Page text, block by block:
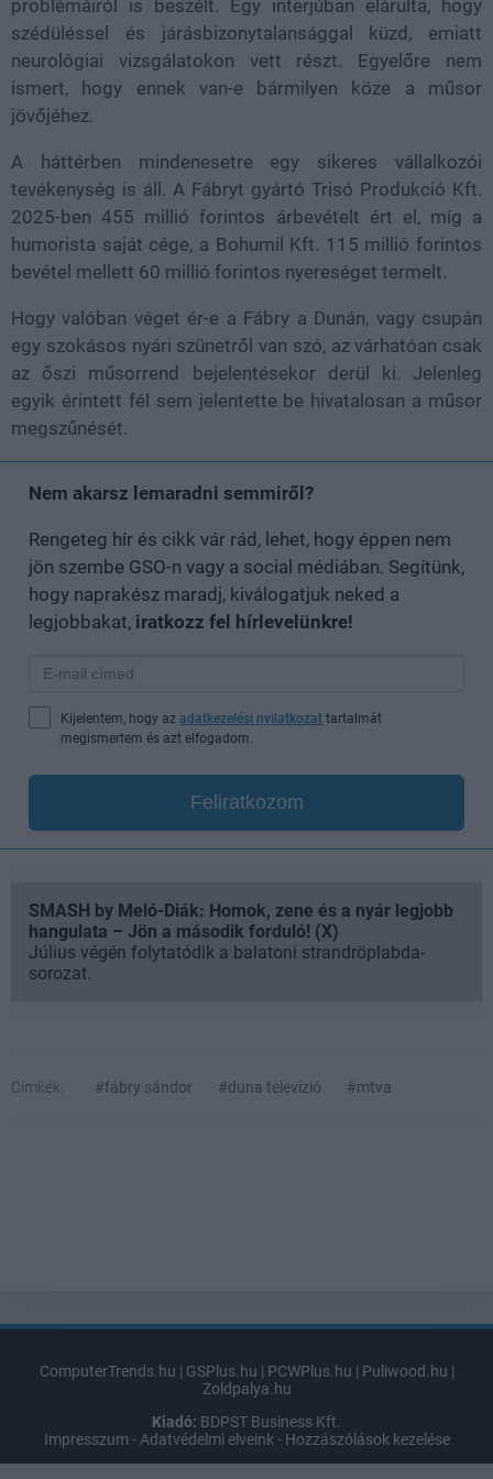
problémáiról is beszélt. Egy interjúban elárulta, hogy
szédüléssel és járásbizonytalansággal küzd, emiatt
neurológiai vizsgálatokon vett részt. Egyelőre nem
ismert, hogy ennek van-e bármilyen köze a műsor
jövőjéhez.
A háttérben mindenesetre egy sikeres vállalkozói
tevékenység is áll. A Fábryt gyártó Trisó Produkció Kft.
2025-ben 455 millió forintos árbevételt ért el, míg a
humorista saját cége, a Bohumil Kft. 115 millió forintos
bevétel mellett 60 millió forintos nyereséget termelt.
Hogy valóban véget ér-e a Fábry a Dunán, vagy csupán
egy szokásos nyári szünetről van szó, az várhatóan csak
az őszi műsorrend bejelentésekor derül ki. Jelenleg
egyik érintett fél sem jelentette be hivatalosan a műsor
megszűnését.
Nem akarsz lemaradni semmiről?
Rengeteg hír és cikk vár rád, lehet, hogy éppen nem
jön szembe GSO-n vagy a social médiában. Segítünk,
hogy naprakész maradj, kiválogatjuk neked a
legjobbakat, iratkozz fel hírlevelünkre!
Kijelentem, hogy az adatkezelési nyilatkozat tartalmát
megismertem és azt elfogadom.
Feliratkozom
SMASH by Meló-Diák: Homok, zene és a nyár legjobb
hangulata – Jön a második forduló! (X)
Július végén folytatódik a balatoni strandröplabda-
sorozat.
Címkék: #fábry sándor #duna televízió #mtva
ComputerTrends.hu | GSPlus.hu | PCWPlus.hu | Puliwood.hu |
Zoldpalya.hu
Kiadó: BDPST Business Kft.
Impresszum - Adatvédelmi elveink - Hozzászólások kezelése